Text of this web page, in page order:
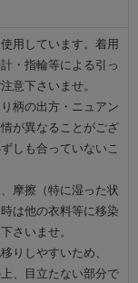
用しています。着用
・指輪等による引っ
意下さいませ。
柄の出方・ニュアン
が異なることがござ
しも合っていないこ
摩擦（特に湿った状
は他の衣料等に移染
さいませ。
りしやすいため、
、目立たない部分で